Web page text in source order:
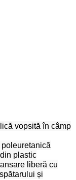
vopsită în câmp
plastic
liberă cu
și